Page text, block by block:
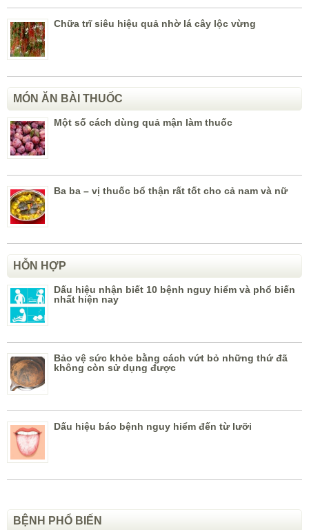
Chữa trĩ siêu hiệu quả nhờ lá cây lộc vừng
MÓN ĂN BÀI THUỐC
Một số cách dùng quả mận làm thuốc
Ba ba – vị thuốc bổ thận rất tốt cho cả nam và nữ
HỖN HỢP
Dấu hiệu nhận biết 10 bệnh nguy hiểm và phổ biến
nhất hiện nay
Bảo vệ sức khỏe bằng cách vứt bỏ những thứ đã
không còn sử dụng được
Dấu hiệu báo bệnh nguy hiểm đến từ lưỡi
BỆNH PHỔ BIẾN